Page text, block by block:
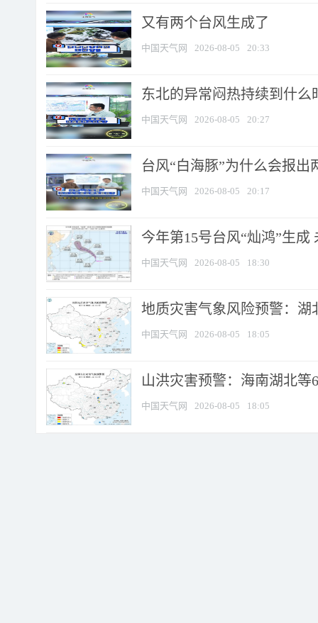
又有两个台风生成了
中国天气网 2026-08-05 20:33
东北的异常闷热持续到什么
中国天气网 2026-08-05 20:27
台风“白海豚”为什么会报出
中国天气网 2026-08-05 20:17
今年第15号台风“灿鸿”生成
中国天气网 2026-08-05 18:30
地质灾害气象风险预警：湖
中国天气网 2026-08-05 18:05
山洪灾害预警：海南湖北
中国天气网 2026-08-05 18:05